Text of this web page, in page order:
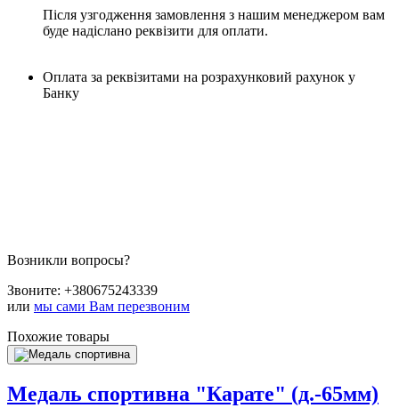
Після узгодження замовлення з нашим менеджером вам
буде надіслано реквізити для оплати.
Оплата за реквізитами на розрахунковий рахунок у
Банку
Возникли вопросы?
Звоните: +380675243339
или мы сами Вам перезвоним
Похожие товары
Медаль спортивна "Карате" (д.-65мм)